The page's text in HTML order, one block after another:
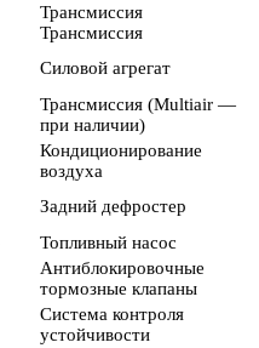
Трансмиссия
Трансмиссия
Силовой агрегат
Трансмиссия (Multiair —
при наличии)
Кондиционирование
воздуха
Задний дефростер
Топливный насос
Антиблокировочные
тормозные клапаны
Система контроля
устойчивости